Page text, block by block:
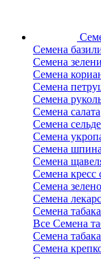
Семена
Семена
Семена
Семена
Семена
Семена салата
Семена
Семена
Семена
Семена
Семена кресс
Семена
Семена
Семена
Все Семена
Семена
Семена